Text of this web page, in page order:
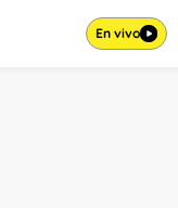
En vivo